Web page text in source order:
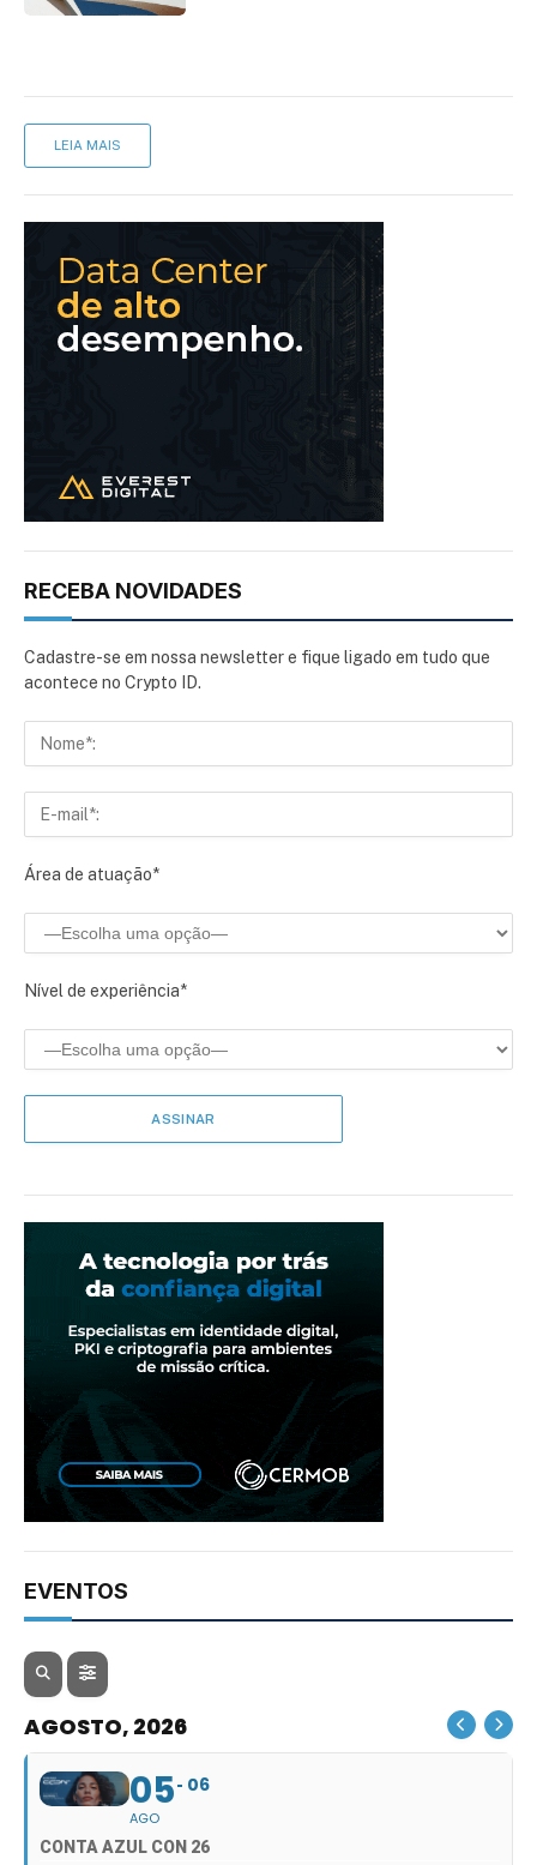
LEIA MAIS
RECEBA NOVIDADES
Cadastre-se em nossa newsletter e fique ligado em tudo que
acontece no Crypto ID.
Área de atuação*
Nível de experiência*
EVENTOS
AGOSTO, 2026
05
AGO
06
CONTA AZUL CON 26